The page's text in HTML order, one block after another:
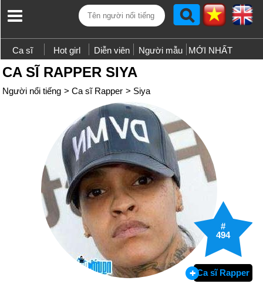
Ca sĩ Hot girl Diễn viên Người mẫu MỚI NHẤT
CA SĨ RAPPER SIYA
Người nổi tiếng > Ca sĩ Rapper > Siya
#
494
Ca sĩ Rapper